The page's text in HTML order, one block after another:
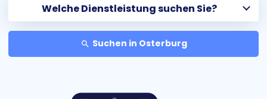
search Suchen in Osterburg